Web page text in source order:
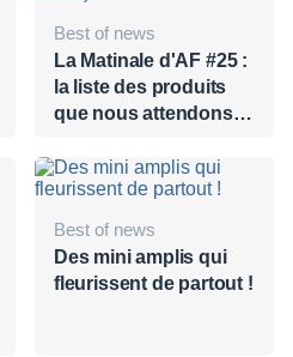
Best of news
La Matinale d'AF #25 :
la liste des produits
que nous attendons le
Best of news
Des mini amplis qui
fleurissent de partout !